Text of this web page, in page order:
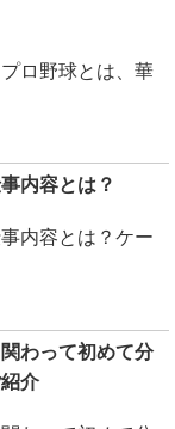
ロ野球とは、華
内容とは？
内容とは？ケー
わって初めて分
介